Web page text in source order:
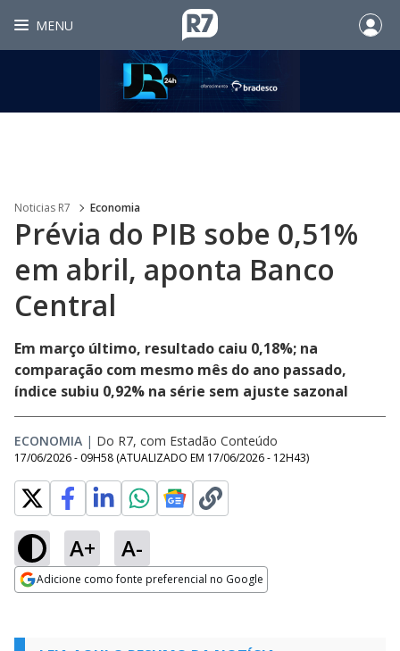
MENU
Noticias R7 Economia
Prévia do PIB sobe 0,51%
em abril, aponta Banco
Central
Em março último, resultado caiu 0,18%; na
comparação com mesmo mês do ano passado,
índice subiu 0,92% na série sem ajuste sazonal
ECONOMIA | Do R7, com Estadão Conteúdo
17/06/2026 - 09H58 (ATUALIZADO EM 17/06/2026 - 12H43)
A+ A-
Adicione como fonte preferencial no Google